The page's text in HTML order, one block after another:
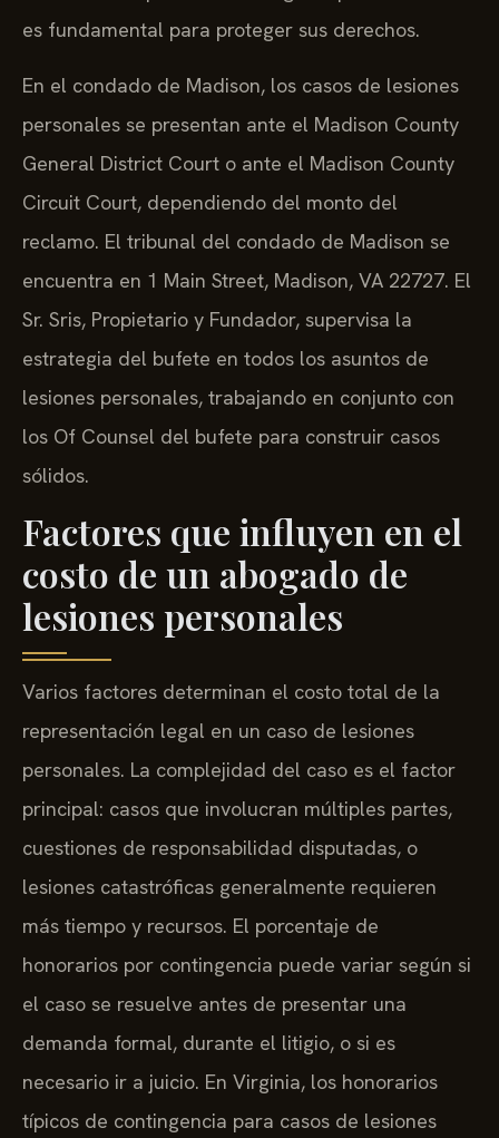
es fundamental para proteger sus derechos.
En el condado de Madison, los casos de lesiones
personales se presentan ante el Madison County
General District Court o ante el Madison County
Circuit Court, dependiendo del monto del
reclamo. El tribunal del condado de Madison se
encuentra en 1 Main Street, Madison, VA 22727. El
Sr. Sris, Propietario y Fundador, supervisa la
estrategia del bufete en todos los asuntos de
lesiones personales, trabajando en conjunto con
los Of Counsel del bufete para construir casos
sólidos.
Factores que influyen en el
costo de un abogado de
lesiones personales
Varios factores determinan el costo total de la
representación legal en un caso de lesiones
personales. La complejidad del caso es el factor
principal: casos que involucran múltiples partes,
cuestiones de responsabilidad disputadas, o
lesiones catastróficas generalmente requieren
más tiempo y recursos. El porcentaje de
honorarios por contingencia puede variar según si
el caso se resuelve antes de presentar una
demanda formal, durante el litigio, o si es
necesario ir a juicio. En Virginia, los honorarios
típicos de contingencia para casos de lesiones